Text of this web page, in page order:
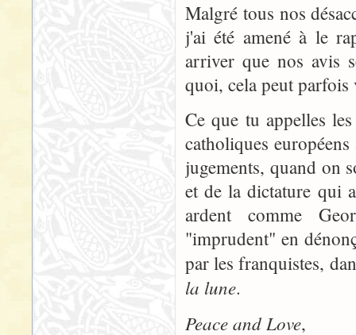
Malgré tous nos
j'ai été amené à le
arriver que nos avis
quoi, cela peut parfois
Ce que tu appelles
catholiques
jugements, quand on
et de la dictature qui
ardent comme
"imprudent" en
par les franquistes,
la lune.
Peace and Love,